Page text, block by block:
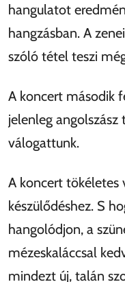
hangulatot
hangzásban. A
szóló tétel teszi
A koncert második
jelenleg
válogattunk.
A koncert tökéletes
készülődéshez. S
hangolódjon, a
mézeskaláccsal
mindezt új, talán